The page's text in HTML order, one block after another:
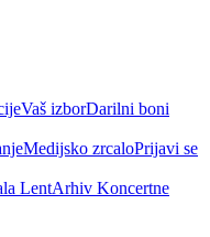
Vaš izborDarilni boni
Medijsko zrcaloPrijavi se
LentArhiv Koncertne